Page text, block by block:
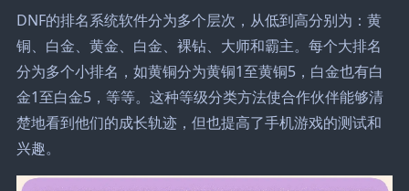
DNF的排名系统软件分为多个层次，从低到高分别为：黄
铜、白金、黄金、白金、裸钻、大师和霸主。每个大排名
分为多个小排名，如黄铜分为黄铜1至黄铜5，白金也有白
金1至白金5，等等。这种等级分类方法使合作伙伴能够清
楚地看到他们的成长轨迹，但也提高了手机游戏的测试和
兴趣。